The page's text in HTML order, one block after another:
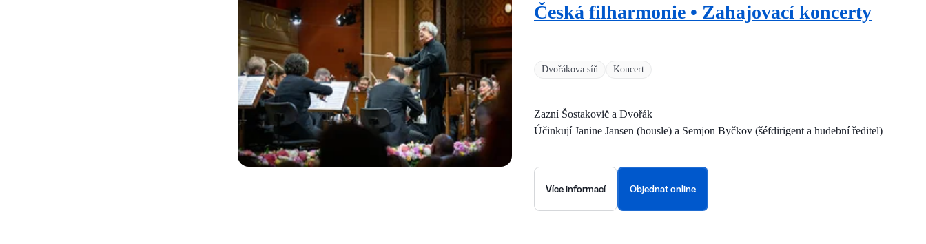
Dvořákova síň Koncert
Česká filharmonie • Zahajovací koncerty
Zazní Šostakovič a Dvořák
Účinkují Janine Jansen (housle) a Semjon Byčkov (šéfdirigent a hudební ředitel)
Více informací Objednat online